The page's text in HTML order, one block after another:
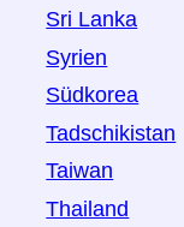
Sri Lanka
Syrien
Südkorea
Tadschikistan
Taiwan
Thailand